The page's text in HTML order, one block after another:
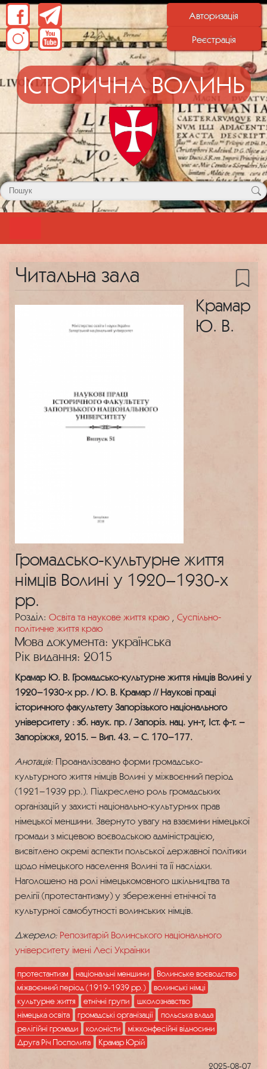
Авторизація
Реєстрація
ІСТОРИЧНА ВОЛИНЬ
Читальна зала
Крамар
Ю. В.
Громадсько-культурне життя
німців Волині у 1920–1930-х
рр.
Розділ: Освіта та наукове життя краю
Суспільно-
політичне життя краю
Мова документа: українська
Рік видання: 2015
Крамар Ю. В. Громадсько-культурне життя німців Волині у
1920–1930-х рр. / Ю. В. Крамар // Наукові праці
історичного факультету Запорізького національного
університету : зб. наук. пр. / Запоріз. нац. ун-т, Іст. ф-т. –
Запоріжжя, 2015. – Вип. 43. – С. 170–177.
Анотація: Проаналізовано форми громадсько-
культурного життя німців Волині у міжвоєнний період
(1921–1939 рр.). Підкреслено роль громадських
організацій у захисті національно-культурних прав
німецької меншини. Звернуто увагу на взаємини німецької
громади з місцевою воєводською адміністрацією,
висвітлено окремі аспекти польської державної політики
щодо німецького населення Волині та її наслідки.
Наголошено на ролі німецькомовного шкільництва та
релігії (протестантизму) у збереженні етнічної та
культурної самобутності волинських німців.
Джерело: Репозитарій Волинського національного
університету імені Лесі Українки
протестантизм національні меншини
Волинське воєводство
міжвоєнний період (1919-1939 рр.)
волинські німці
культурне життя
етнічні групи
школознавство
німецька освіта
громадські організації
польська влада
релігійні громади
колоністи
міжконфесійні відносини
Друга Річ Посполита
Крамар Юрій
2025-08-07